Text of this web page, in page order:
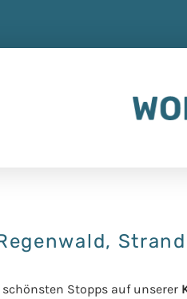
Stopps auf unserer